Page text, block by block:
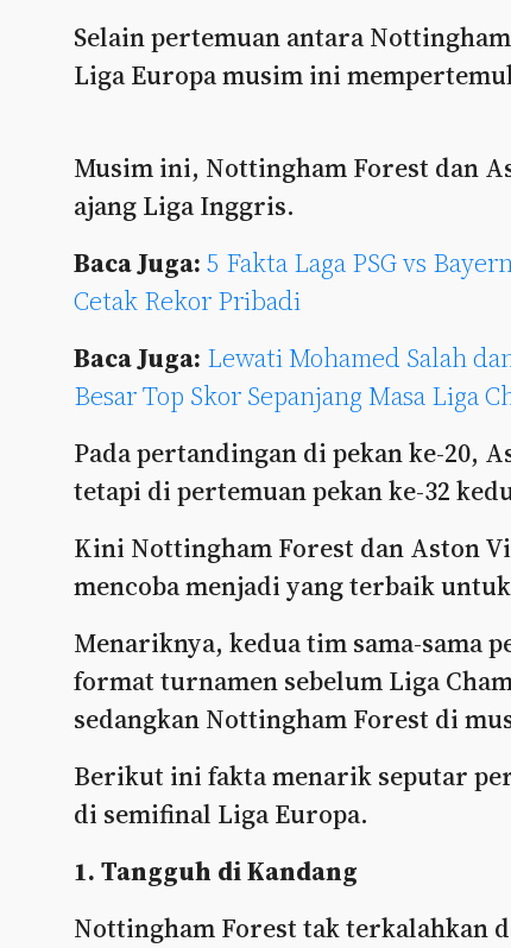
Selain pertemuan antara
Liga Europa musim ini
Musim ini, Nottingham Forest dan
ajang Liga Inggris.
Baca Juga: 5 Fakta Laga PSG vs
Cetak Rekor Pribadi
Baca Juga: Lewati Mohamed Salah
Besar Top Skor Sepanjang Masa Liga
Pada pertandingan di pekan ke-20,
tetapi di pertemuan pekan ke-32
Kini Nottingham Forest dan Aston
mencoba menjadi yang terbaik
Menariknya, kedua tim sama-sama
format turnamen sebelum Liga
sedangkan Nottingham Forest di
Berikut ini fakta menarik seputar
di semifinal Liga Europa.
1. Tangguh di Kandang
Nottingham Forest tak terkalahkan